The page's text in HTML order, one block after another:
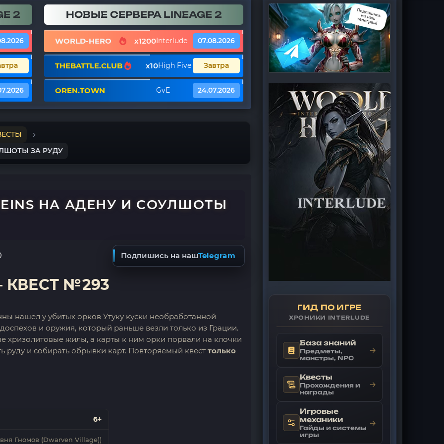
2 НОВЫЕ СЕРВЕРА LINEAGE 2
WORLD-HERO x1200Interlude 07.08.2026
THEBATTLE.CLUB x10High Five Завтра
OREN.TOWN GvE 24.07.2026
ЗА РУДУ
НА АДЕНУ И СОУЛШОТЫ
Подпишись на нашTelegram
КВЕСТ №293
нашёл у убитых орков Утуку куски необработанной
и оружия, который раньше везли только из Грации.
хризолитовые жилы, а карты к ним орки порвали на клочки
руду и собирать обрывки карт. Повторяемый квест только
6+
Гномов (Dwarven Village))
ГИД ПО ИГРЕ
ХРОНИКИ INTERLUDE
База знаний
Предметы,
монстры, NPC
→
Квесты
Прохождения и
награды
→
Игровые
механики
Гайды и системы
игры
→